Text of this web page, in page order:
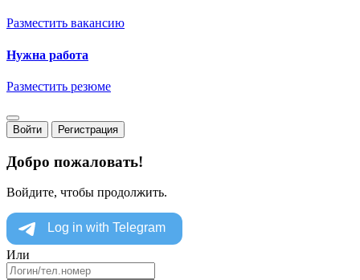
Разместить вакансию
Нужна работа
Разместить резюме
Войти Регистрация
Добро пожаловать!
Войдите, чтобы продолжить.
Или